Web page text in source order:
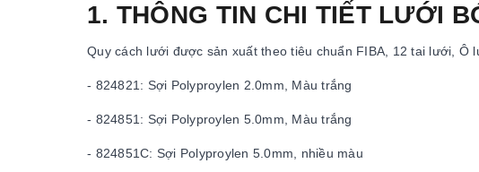
1. THÔNG TIN CHI TIẾT LƯỚI
Quy cách lưới được sản xuất theo tiêu chuẩn FIBA, 12 tai lưới, Ô
- 824821: Sợi Polyproylen 2.0mm, Màu trắng
- 824851: Sợi Polyproylen 5.0mm, Màu trắng
- 824851C: Sợi Polyproylen 5.0mm, nhiều màu